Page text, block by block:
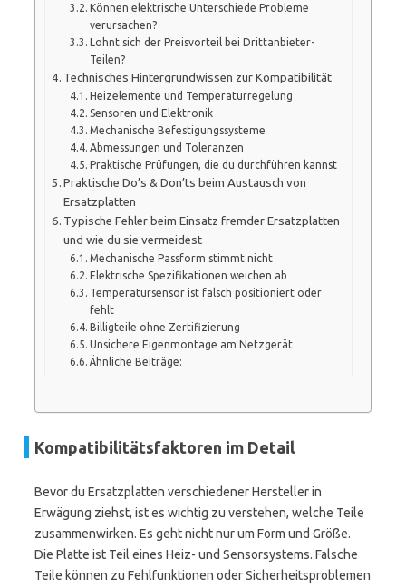
Können elektrische Unterschiede Probleme
verursachen?
Lohnt sich der Preisvorteil bei Drittanbieter-
Teilen?
Technisches Hintergrundwissen zur Kompatibilität
Heizelemente und Temperaturregelung
Sensoren und Elektronik
Mechanische Befestigungssysteme
Abmessungen und Toleranzen
Praktische Prüfungen, die du durchführen kannst
Praktische Do’s & Don’ts beim Austausch von
Ersatzplatten
Typische Fehler beim Einsatz fremder Ersatzplatten
und wie du sie vermeidest
Mechanische Passform stimmt nicht
Elektrische Spezifikationen weichen ab
Temperatursensor ist falsch positioniert oder
fehlt
Billigteile ohne Zertifizierung
Unsichere Eigenmontage am Netzgerät
Ähnliche Beiträge:
Kompatibilitätsfaktoren im Detail
Bevor du Ersatzplatten verschiedener Hersteller in
Erwägung ziehst, ist es wichtig zu verstehen, welche Teile
zusammenwirken. Es geht nicht nur um Form und Größe.
Die Platte ist Teil eines Heiz- und Sensorsystems. Falsche
Teile können zu Fehlfunktionen oder Sicherheitsproblemen